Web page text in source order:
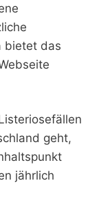
bietet das
geht,
jährlich